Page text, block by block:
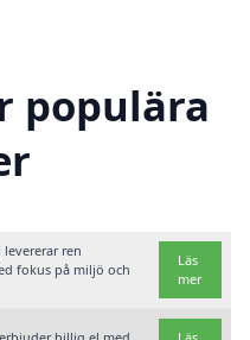
populära
ren
fokus på miljö och
Läs
mer